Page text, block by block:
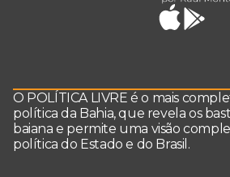
O POLÍTICA LIVRE é o mais
política da Bahia, que revela os
baiana e permite uma visão
política do Estado e do Brasil.